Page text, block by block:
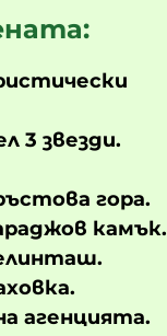
3 звезди.
гора.
камък.
агенцията.